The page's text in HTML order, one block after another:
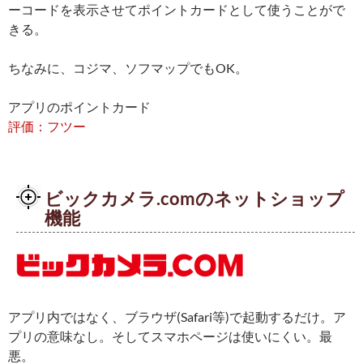
ーコードを表示させてポイントカードとして使うことがで
きる。
ちなみに、コジマ、ソフマップでもOK。
アプリのポイントカード
評価：フツー
ビックカメラ.comのネットショップ
機能
アプリ内ではなく、ブラウザ(Safari等)で起動するだけ。ア
プリの意味なし。そしてスマホページは使いにくい。最
悪。